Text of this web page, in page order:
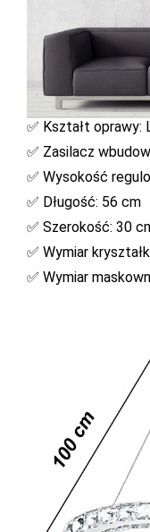
✅ Kształt oprawy:
✅ Zasilacz
✅ Wysokość
✅ Długość: 56 cm
✅ Szerokość: 30
✅ Wymiar
✅ Wymiar